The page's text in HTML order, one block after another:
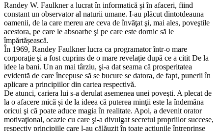
Randey W. Faulkner a lucrat în informatică și în afaceri, fiind
constant un observator al naturii umane. I-au plăcut dintotdeauna
oamenii, de la care mereu are ceva de învăţat şi, mai ales, poveştile
acestora, pe care le absoarbe şi pe care este dornic să le
împărtășească.
În 1969, Randey Faulkner lucra ca programator într-o mare
corporaţie şi a fost cuprins de o mare revelație după ce a citit De la
idee la bani. Un an mai târziu, şi-a dat seama că prosperitatea
evidentă de care începuse să se bucure se datora, de fapt, punerii în
aplicare a principiilor din cartea respectivă.
De atunci, cariera lui s-a derulat asemenea unei poveşti. A plecat de
la o afacere mică și de la ideea că puterea minţii este la îndemâna
oricui şi că poate aduce magia în realitate. Apoi, a devenit orator
motivaţional, ocazie cu care şi-a divulgat secretul propriilor succese,
respectiv principiile care l-au călăuzit în toate acțiunile întreprinse